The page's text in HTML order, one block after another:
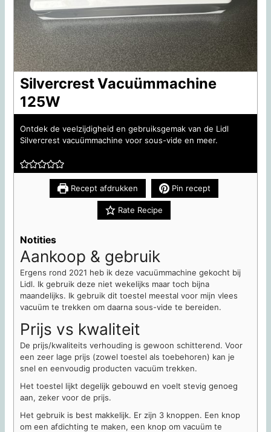
Silvercrest Vacuümmachine
125W
Ontdek de veelzijdigheid en gebruiksgemak van de Lidl
Silvercrest vacuümmachine voor sous-vide en meer.
Recept afdrukken Pin recept
Rate Recipe
Notities
Aankoop & gebruik
Ergens rond 2021 heb ik deze vacuümmachine gekocht bij
Lidl. Ik gebruik deze niet wekelijks maar toch bijna
maandelijks. Ik gebruik dit toestel meestal voor mijn vlees
vacuüm te trekken om daarna sous-vide te bereiden.
Prijs vs kwaliteit
De prijs/kwaliteits verhouding is gewoon schitterend. Voor
een zeer lage prijs (zowel toestel als toebehoren) kan je
snel en eenvoudig producten vacuüm trekken.
Het toestel lijkt degelijk gebouwd en voelt stevig genoeg
aan, zeker voor de prijs.
Het gebruik is best makkelijk. Er zijn 3 knoppen. Een knop
om een afdichting te maken, een knop om vacuüm te